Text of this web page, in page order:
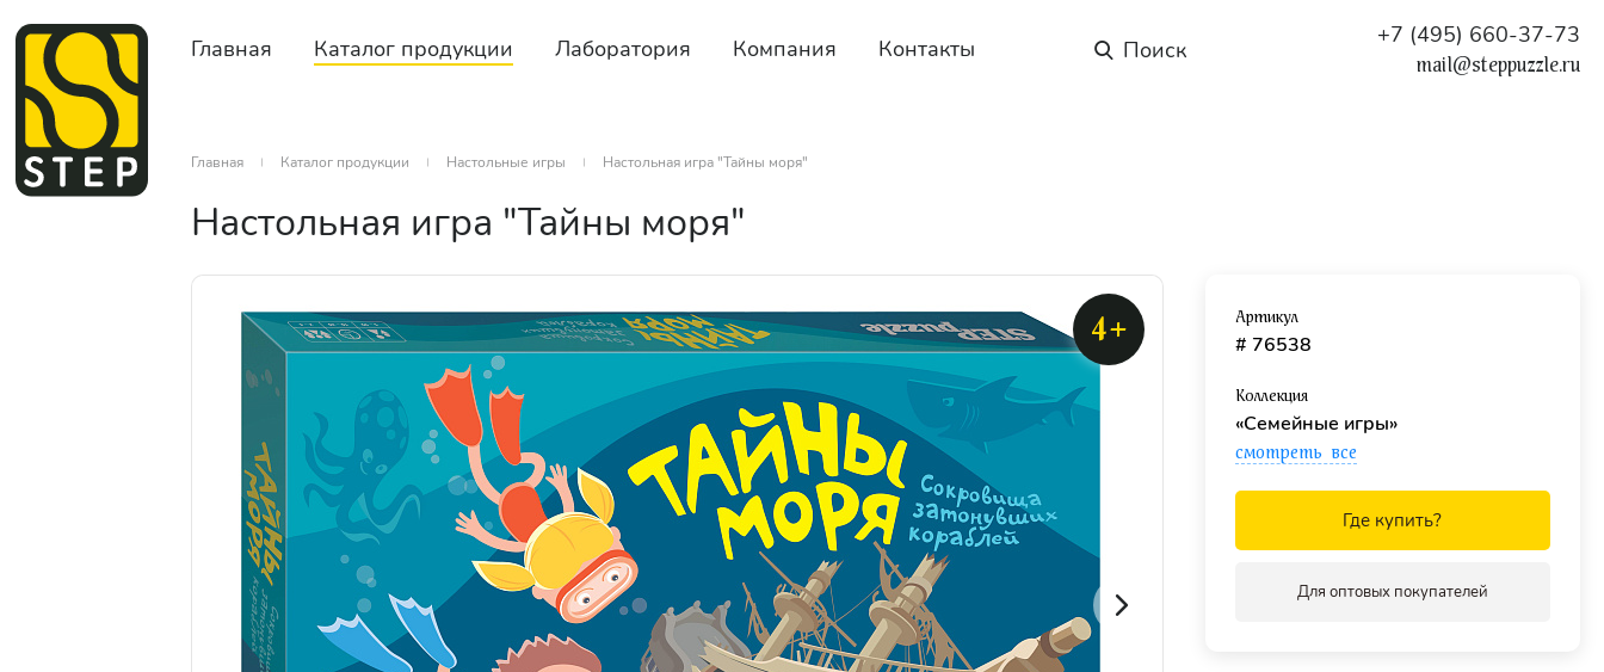
Главная Каталог продукции Лаборатория Компания Контакты +7 (495) 660-37-73
mail@steppuzzle.ru
Главная Каталог продукции Настольные игры Настольная игра "Тайны моря"
Настольная игра "Тайны моря"
4+ Артикул
# 76538
Коллекция
«Семейные игры»
смотреть все
Где купить?
Для оптовых покупателей